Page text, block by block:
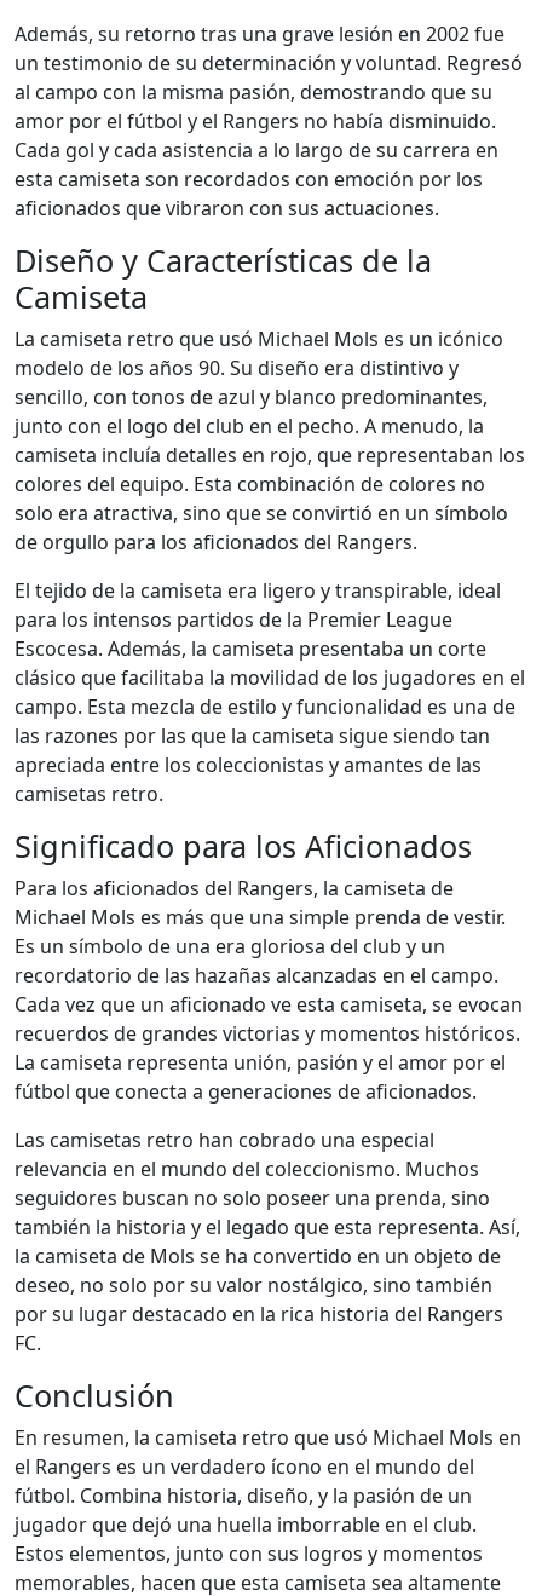
Además, su retorno tras una grave lesión en 2002 fue
un testimonio de su determinación y voluntad. Regresó
al campo con la misma pasión, demostrando que su
amor por el fútbol y el Rangers no había disminuido.
Cada gol y cada asistencia a lo largo de su carrera en
esta camiseta son recordados con emoción por los
aficionados que vibraron con sus actuaciones.
Diseño y Características de la
Camiseta
La camiseta retro que usó Michael Mols es un icónico
modelo de los años 90. Su diseño era distintivo y
sencillo, con tonos de azul y blanco predominantes,
junto con el logo del club en el pecho. A menudo, la
camiseta incluía detalles en rojo, que representaban los
colores del equipo. Esta combinación de colores no
solo era atractiva, sino que se convirtió en un símbolo
de orgullo para los aficionados del Rangers.
El tejido de la camiseta era ligero y transpirable, ideal
para los intensos partidos de la Premier League
Escocesa. Además, la camiseta presentaba un corte
clásico que facilitaba la movilidad de los jugadores en el
campo. Esta mezcla de estilo y funcionalidad es una de
las razones por las que la camiseta sigue siendo tan
apreciada entre los coleccionistas y amantes de las
camisetas retro.
Significado para los Aficionados
Para los aficionados del Rangers, la camiseta de
Michael Mols es más que una simple prenda de vestir.
Es un símbolo de una era gloriosa del club y un
recordatorio de las hazañas alcanzadas en el campo.
Cada vez que un aficionado ve esta camiseta, se evocan
recuerdos de grandes victorias y momentos históricos.
La camiseta representa unión, pasión y el amor por el
fútbol que conecta a generaciones de aficionados.
Las camisetas retro han cobrado una especial
relevancia en el mundo del coleccionismo. Muchos
seguidores buscan no solo poseer una prenda, sino
también la historia y el legado que esta representa. Así,
la camiseta de Mols se ha convertido en un objeto de
deseo, no solo por su valor nostálgico, sino también
por su lugar destacado en la rica historia del Rangers
FC.
Conclusión
En resumen, la camiseta retro que usó Michael Mols en
el Rangers es un verdadero ícono en el mundo del
fútbol. Combina historia, diseño, y la pasión de un
jugador que dejó una huella imborrable en el club.
Estos elementos, junto con sus logros y momentos
memorables, hacen que esta camiseta sea altamente